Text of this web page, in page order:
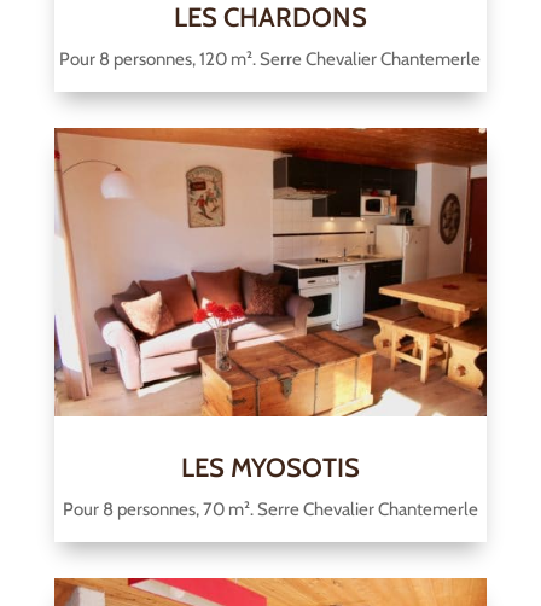
LES CHARDONS
Pour 8 personnes, 120 m². Serre Chevalier Chantemerle
LES MYOSOTIS
Pour 8 personnes, 70 m². Serre Chevalier Chantemerle